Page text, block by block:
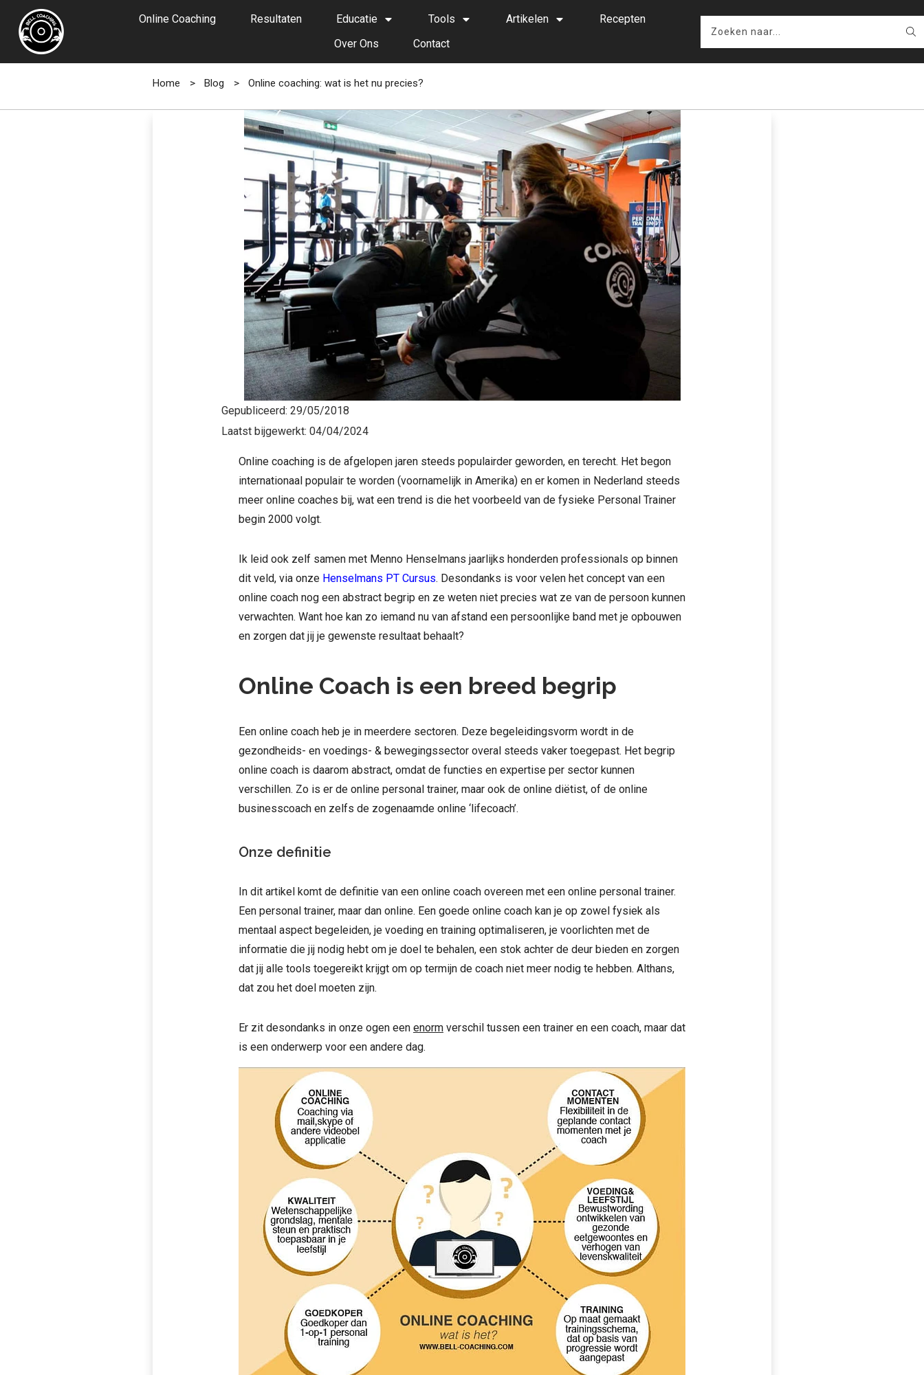
Online Coaching Resultaten Educatie Tools Artikelen
Recepten
Over Ons
Contact
Home > Blog > Online coaching: wat is het nu precies?
Gepubliceerd: 29/05/2018
Laatst bijgewerkt: 04/04/2024
Online coaching is de afgelopen jaren steeds populairder geworden, en terecht. Het begon
internationaal populair te worden (voornamelijk in Amerika) en er komen in Nederland steeds
meer online coaches bij, wat een trend is die het voorbeeld van de fysieke Personal Trainer
begin 2000 volgt.
Ik leid ook zelf samen met Menno Henselmans jaarlijks honderden professionals op binnen
dit veld, via onze Henselmans PT Cursus. Desondanks is voor velen het concept van een
online coach nog een abstract begrip en ze weten niet precies wat ze van de persoon kunnen
verwachten. Want hoe kan zo iemand nu van afstand een persoonlijke band met je opbouwen
en zorgen dat jij je gewenste resultaat behaalt?
Online Coach is een breed begrip
Een online coach heb je in meerdere sectoren. Deze begeleidingsvorm wordt in de
gezondheids- en voedings- & bewegingssector overal steeds vaker toegepast. Het begrip
online coach is daarom abstract, omdat de functies en expertise per sector kunnen
verschillen. Zo is er de online personal trainer, maar ook de online diëtist, of de online
businesscoach en zelfs de zogenaamde online ‘lifecoach’.
Onze definitie
In dit artikel komt de definitie van een online coach overeen met een online personal trainer.
Een personal trainer, maar dan online. Een goede online coach kan je op zowel fysiek als
mentaal aspect begeleiden, je voeding en training optimaliseren, je voorlichten met de
informatie die jij nodig hebt om je doel te behalen, een stok achter de deur bieden en zorgen
dat jij alle tools toegereikt krijgt om op termijn de coach niet meer nodig te hebben. Althans,
dat zou het doel moeten zijn.
Er zit desondanks in onze ogen een enorm verschil tussen een trainer en een coach, maar dat
is een onderwerp voor een andere dag.